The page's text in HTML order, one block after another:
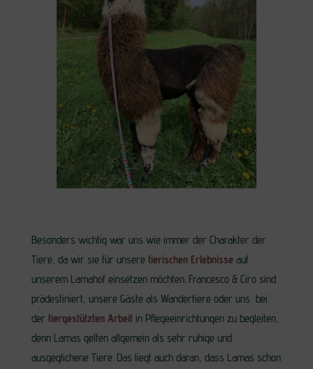
Besonders wichtig war uns wie immer der Charakter der
Tiere, da wir sie für unsere tierischen Erlebnisse auf
unserem Lamahof einsetzen möchten. Francesco & Ciro sind
prädestiniert, unsere Gäste als Wandertiere oder uns bei
der tiergestützten Arbeitin Pflegeeinrichtungen zu begleiten,
denn Lamas gelten allgemein als sehr ruhige und
ausgeglichene Tiere. Das liegt auch daran, dass Lamas schon